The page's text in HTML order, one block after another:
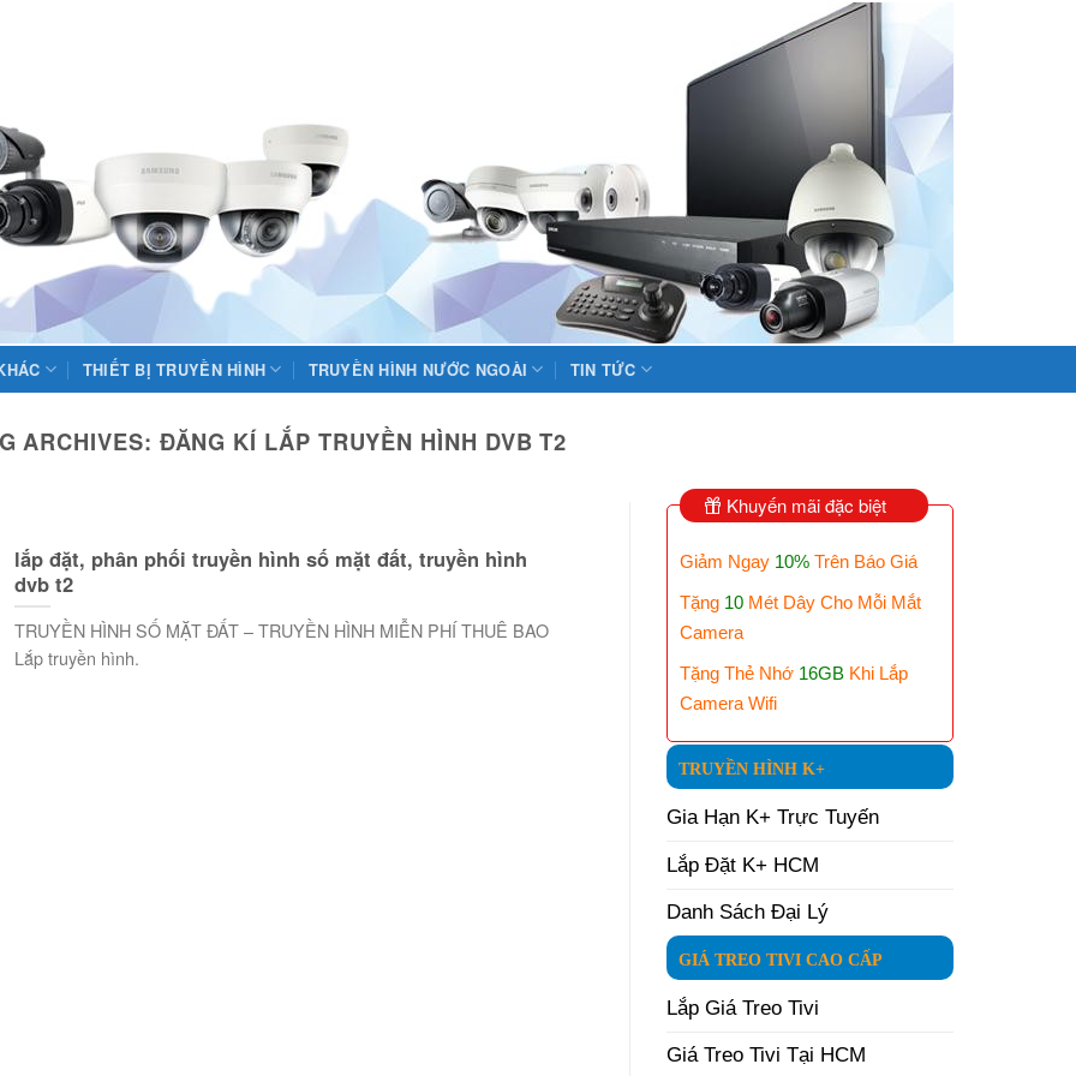
THIẾT BỊ TRUYỀN HÌNH TRUYỀN HÌNH NƯỚC NGOÀI TIN TỨC
ARCHIVES: ĐĂNG KÍ LẮP TRUYỀN HÌNH DVB T2
lắp đặt, phân phối truyền hình số mặt đất, truyền hình
dvb t2
TRUYỀN HÌNH SỐ MẶT ĐẤT – TRUYỀN HÌNH MIỄN PHÍ THUÊ BAO
Lắp truyền hình.
Khuyến mãi đặc biệt
Giảm Ngay 10% Trên Báo Giá
Tặng 10 Mét Dây Cho Mỗi Mắt
Camera
Tặng Thẻ Nhớ 16GB Khi Lắp
Camera Wifi
TRUYỀN HÌNH K+
Gia Hạn K+ Trực Tuyến
Lắp Đặt K+ HCM
Danh Sách Đại Lý
GIÁ TREO TIVI CAO CẤP
Lắp Giá Treo Tivi
Giá Treo Tivi Tại HCM